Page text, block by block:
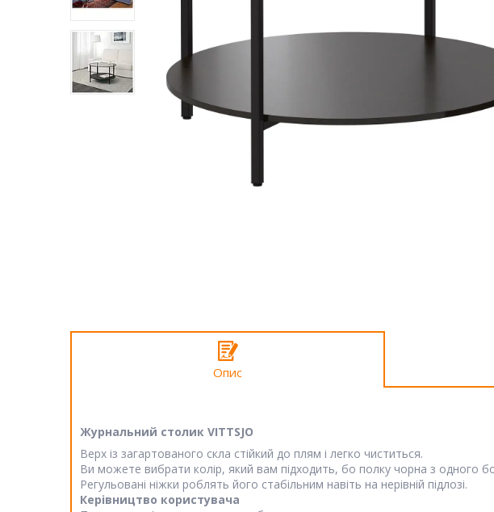
Опис
Журнальний столик VITTSJO
Верх із загартованого скла стійкий до плям і легко чиститься.
Ви можете вибрати колір, який вам підходить, бо полку чорна з одного
Регульовані ніжки роблять його стабільним навіть на нерівній підлозі.
Керівництво користувача